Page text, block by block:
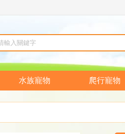
水族寵物 爬行寵物